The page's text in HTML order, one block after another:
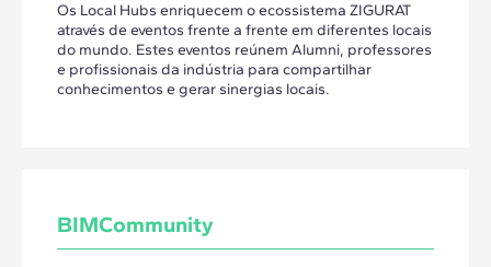
Os Local Hubs enriquecem o ecossistema ZIGURAT
através de eventos frente a frente em diferentes locais
do mundo. Estes eventos reúnem Alumni, professores
e profissionais da indústria para compartilhar
conhecimentos e gerar sinergias locais.
BIMCommunity